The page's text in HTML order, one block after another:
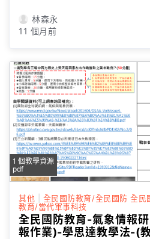
林森永
11 個月前
1 個教學資源
pdf
其他 全民國防教育/全民國防全民
教育/當代軍事科技
全民國防教育-氣象情報
報作業)-學思達教學法-(